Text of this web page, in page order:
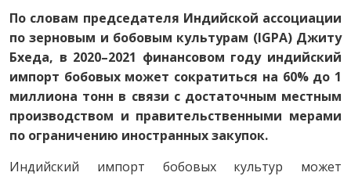
По словам председателя Индийской ассоциации
по зерновым и бобовым культурам (IGPA) Джиту
Бхеда, в 2020–2021 финансовом году индийский
импорт бобовых может сократиться на 60% до 1
миллиона тонн в связи с достаточным местным
производством и правительственными мерами
по ограничению иностранных закупок.
Индийский импорт бобовых культур может